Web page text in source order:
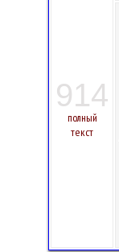
914
полный
текст